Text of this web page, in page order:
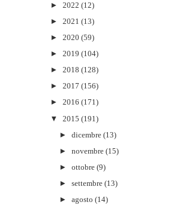
► 2022 (12)
► 2021 (13)
► 2020 (59)
► 2019 (104)
► 2018 (128)
► 2017 (156)
► 2016 (171)
▼
2015 (191)
►dicembre (13)
►novembre (15)
►ottobre (9)
►settembre (13)
►agosto (14)